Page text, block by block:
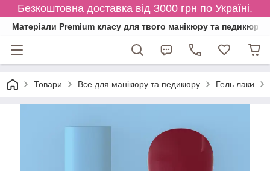
Безкоштовна доставка від 3000 грн по Україні.
Матеріали Premium класу для твого манікюру та педикюру
Товари Все для манікюру та педикюру Гель лаки